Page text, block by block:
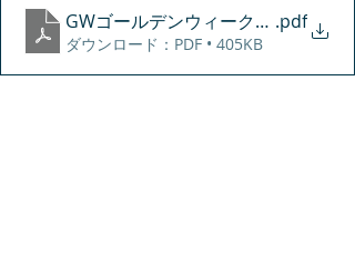
GWゴールデンウィーク期間中の休
.pdf
ダウンロード：PDF • 405KB